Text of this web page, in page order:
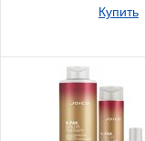
Купить